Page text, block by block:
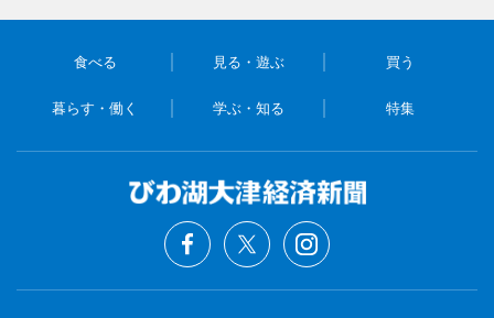
食べる 見る・遊ぶ 買う
暮らす・働く 学ぶ・知る 特集